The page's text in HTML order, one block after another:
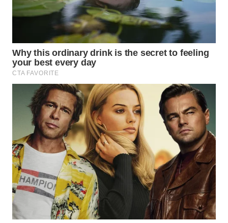
LESUNG
KARO
WN
WN
LABUHANBATU
WN
TAPANULI
TENGAH
WN DELI
SERDANG